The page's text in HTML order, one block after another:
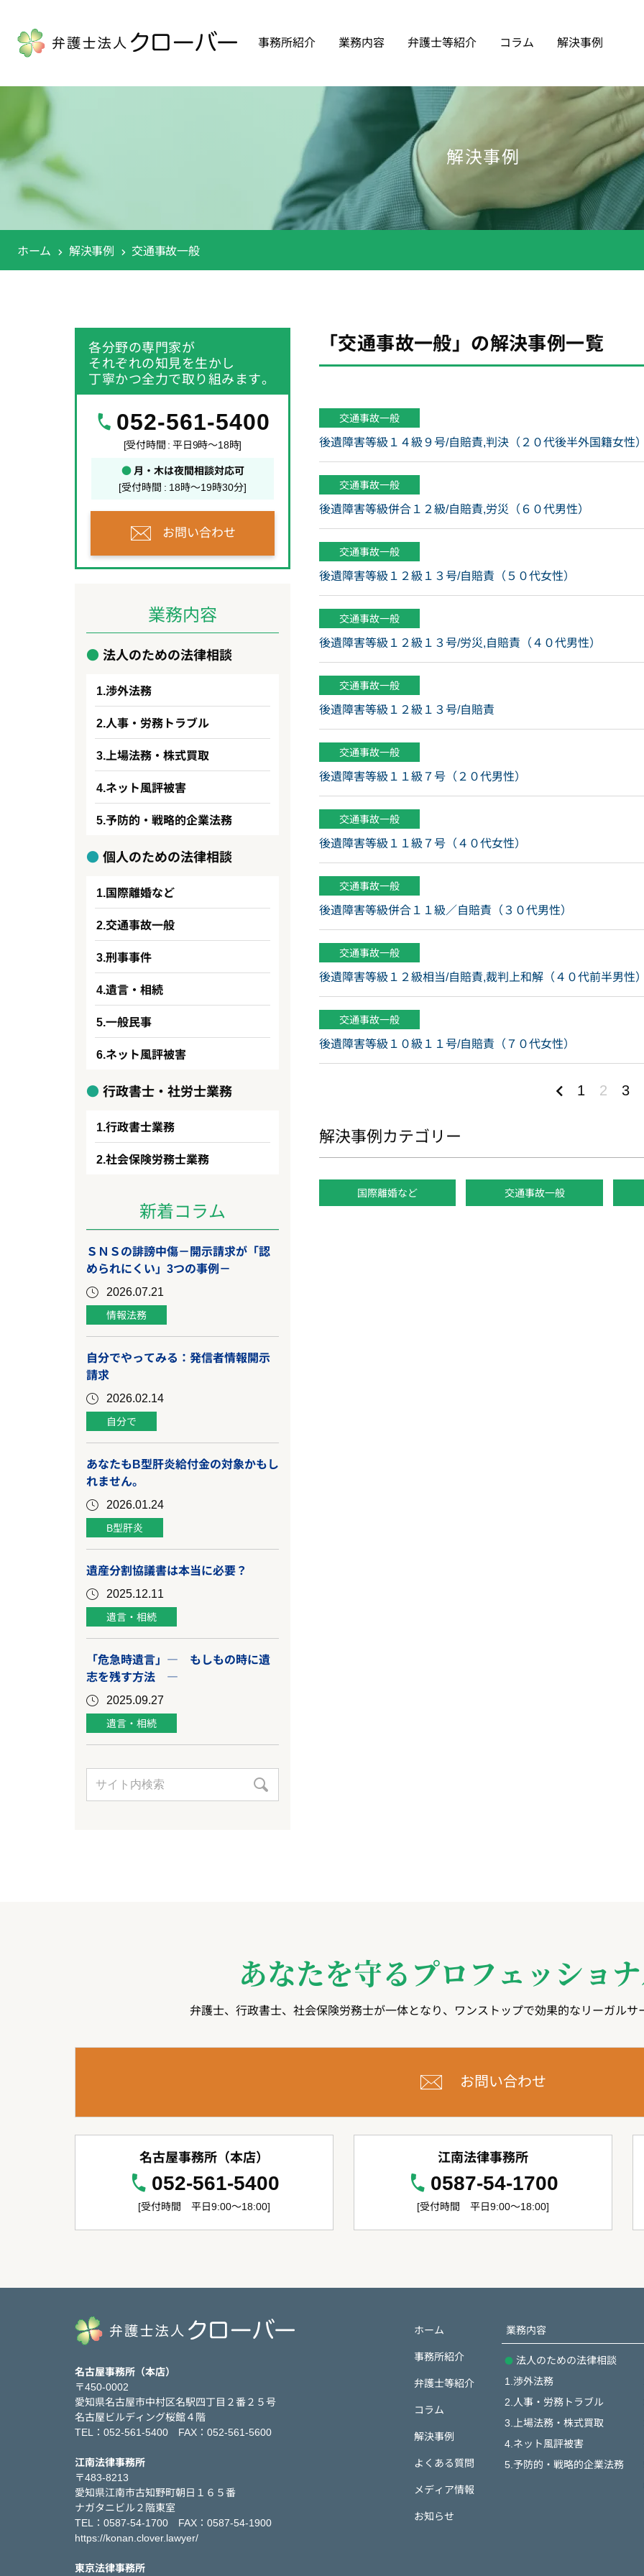
事務所紹介 業務内容 弁護士等紹介 コラム 解決事例
解決事例
ホーム 解決事例 交通事故一般
「交通事故一般」の解決事例一覧
交通事故一般
後遺障害等級１４級９号/自賠責,判決（２０代後半外国籍女性）
交通事故一般
後遺障害等級併合１２級/自賠責,労災（６０代男性）
交通事故一般
後遺障害等級１２級１３号/自賠責（５０代女性）
交通事故一般
後遺障害等級１２級１３号/労災,自賠責（４０代男性）
交通事故一般
後遺障害等級１２級１３号/自賠責
交通事故一般
後遺障害等級１１級７号（２０代男性）
交通事故一般
後遺障害等級１１級７号（４０代女性）
交通事故一般
後遺障害等級併合１１級／自賠責（３０代男性）
交通事故一般
後遺障害等級１２級相当/自賠責,裁判上和解（４０代前半男性）
交通事故一般
後遺障害等級１０級１１号/自賠責（７０代女性）
1 2 3
解決事例カテゴリー
国際離婚など 交通事故一般
各分野の専門家が
それぞれの知見を生かし
丁寧かつ全力で取り組みます。
052-561-5400
[受付時間 : 平日9時～18時]
●月・木は夜間相談対応可
[受付時間 : 18時～19時30分]
お問い合わせ
業務内容
法人のための法律相談
渉外法務
人事・労務トラブル
上場法務・株式買取
ネット風評被害
予防的・戦略的企業法務
個人のための法律相談
国際離婚など
交通事故一般
刑事事件
遺言・相続
一般民事
ネット風評被害
行政書士・社労士業務
行政書士業務
社会保険労務士業務
新着コラム
ＳＮＳの誹謗中傷－開示請求が「認
められにくい」3つの事例－
2026.07.21
情報法務
自分でやってみる：発信者情報開示
請求
2026.02.14
自分で
あなたもB型肝炎給付金の対象かもし
れません。
2026.01.24
B型肝炎
遺産分割協議書は本当に必要？
2025.12.11
遺言・相続
「危急時遺言」― もしもの時に遺
志を残す方法 ―
2025.09.27
遺言・相続
あなたを守るプロフェッショ
弁護士、行政書士、社会保険労務士が一体となり、ワンストップで効果的なリーガルサ
お問い合わせ
名古屋事務所（本店）
052-561-5400
[受付時間 平日9:00～18:00]
江南法律事務所
0587-54-1700
[受付時間 平日9:00～18:00]
名古屋事務所（本店）
〒450-0002
愛知県名古屋市中村区名駅四丁目２番２５号
名古屋ビルディング桜館４階
TEL：052-561-5400 FAX：052-561-5600
江南法律事務所
〒483-8213
愛知県江南市古知野町朝日１６５番
ナガタニビル２階東室
TEL：0587-54-1700 FAX：0587-54-1900
https://konan.clover.lawyer/
東京法律事務所
ホーム
事務所紹介
弁護士等紹介
コラム
解決事例
よくある質問
メディア情報
お知らせ
業務内容
法人のための法律相談
1.渉外法務
2.人事・労務トラブル
3.上場法務・株式買取
4.ネット風評被害
5.予防的・戦略的企業法務